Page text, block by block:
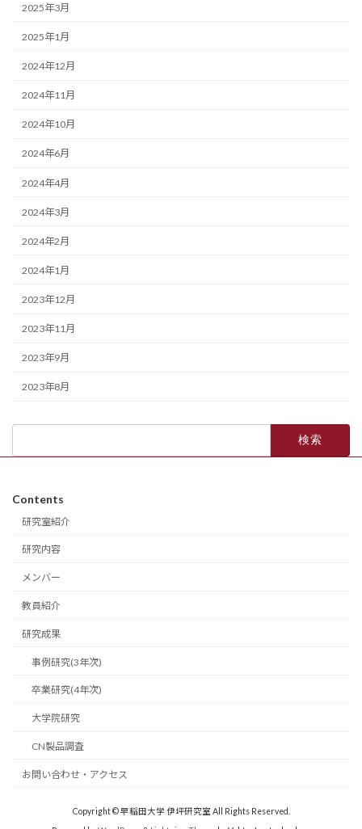
2025年3月
2025年1月
2024年12月
2024年11月
2024年10月
2024年6月
2024年4月
2024年3月
2024年2月
2024年1月
2023年12月
2023年11月
2023年9月
2023年8月
Contents
研究室紹介
研究内容
メンバー
教員紹介
研究成果
事例研究(3年次)
卒業研究(4年次)
大学院研究
CN製品調査
お問い合わせ・アクセス
Copyright © 早稲田大学 伊坪研究室 All Rights Reserved.